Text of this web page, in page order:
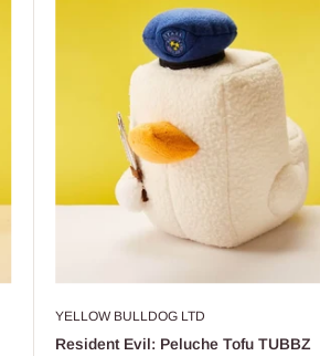
YELLOW BULLDOG LTD
Resident Evil: Peluche Tofu TUBBZ